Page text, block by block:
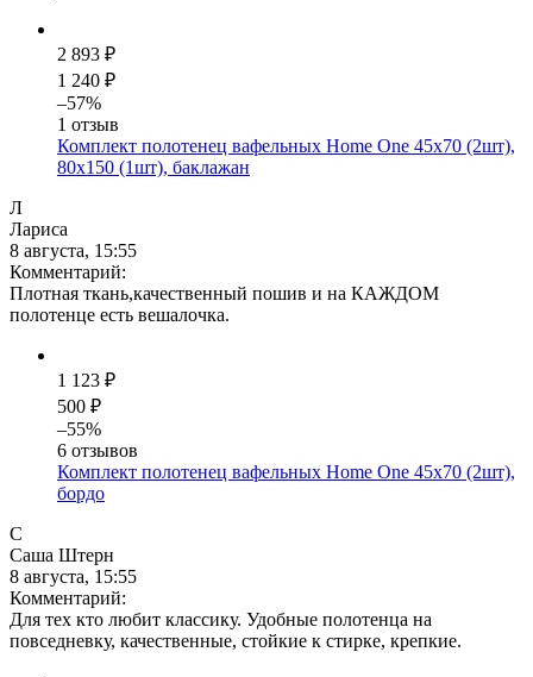
2 893 ₽
1 240 ₽
–57%
1 отзыв
Комплект полотенец вафельных Home One 45х70 (2шт),
80х150 (1шт), баклажан
Л
Лариса
8 августа, 15:55
Комментарий:
Плотная ткань,качественный пошив и на КАЖДОМ
полотенце есть вешалочка.
1 123 ₽
500 ₽
–55%
6 отзывов
Комплект полотенец вафельных Home One 45х70 (2шт),
бордо
С
Саша Штерн
8 августа, 15:55
Комментарий:
Для тех кто любит классику. Удобные полотенца на
повседневку, качественные, стойкие к стирке, крепкие.